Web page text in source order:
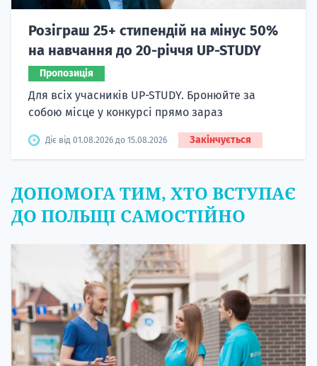
Розіграш 25+ стипендій на мінус 50%
на навчання до 20-річчя UP-STUDY
Пропозиція
Для всіх учасників UP-STUDY. Бронюйте за
собою місце у конкурсі прямо зараз
Діє від 01.08.2026 до 15.08.2026 Закінчується
ДОПОМОГА ТИМ, ХТО ВСТУПАЄ
ДО ПОЛЬЩІ САМОСТІЙНО